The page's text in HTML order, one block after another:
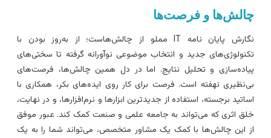
و فرصت‌ها
نگارش پایان نامه IT مملو از چالش‌هاست؛ از به‌روز بودن با
جدید و انتخاب موضوعی نوآورانه گرفته تا سختی‌های
و تحلیل نتایج. اما در دل همین چالش‌ها، فرصت‌های
نهفته است. فرصت برای کار روی ایده‌های بکر، همکاری با
برجسته، استفاده از جدیدترین ابزارها و نرم‌افزارها، و در نهایت،
اثری که می‌تواند به جامعه علمی و صنعت کمک کند. عبور موفق
این چالش‌ها با کمک یک مشاور متخصص، می‌تواند شما را به یک